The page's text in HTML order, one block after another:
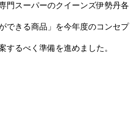
門スーパーのクイーンズ伊勢丹各
できる商品」を今年度のコンセプ
るべく準備を進めました。